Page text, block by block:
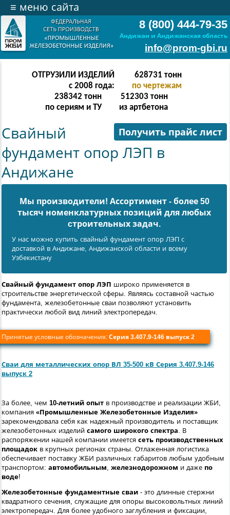
8 (800) 444-79-35
Андижан и Андижанская область
info@prom-gbi.ru
≡ меню сайта
ОТГРУЗИЛИ ИЗДЕЛИЙ
с 2008 года:
628731 тонн
по чертежам
238342 тонн
по сериям и ТУ
512303 тонн
из артбетона
Получить прайс лист
Свайный
фундамент опор ЛЭП в
Андижане
Мы производители! Ассортимент - более 50
тысяч номенклатурных позиций для любых
cтроительных задач.
У нас можно купить свайный фундамент опор ЛЭП с
доставкой в Андижанe, Андижанской области и всему
Узбекистану
Свайный фундамент опор ЛЭП широко применяется в
строительстве энергетической сферы. Являясь составной частью
фундамента, железобетонные сваи позволяют установить
практически любой вид линий электропередач.
Принятые условные обозначения: Серия 3.407.9-146 выпуск 2
Сваи для металлических опор ВЛ 35-500 кВ Серия 3.407.9-146
выпуск 2
За более, чем 10-летний опыт в производстве и реализации ЖБИ,
компания «Промышленные Железобетонные Изделия»
зарекомендовала себя как надежный производитель и поставщик
железобетонных изделий самого широкого спектра. В
распоряжении нашей компании имеется сеть производственных
площадок в крупных регионах страны. Отлаженная логистика
обеспечивает поставку ЖБИ различных габаритов любым удобным
транспортом: автомобильным, железнодорожном и даже по
воде!
Железобетонные фундаментные сваи - это длинные стержни
квадратного сечения, служащие для опоры высоковольтных линий
электропередач. Для более удобного заглубления и фиксации,